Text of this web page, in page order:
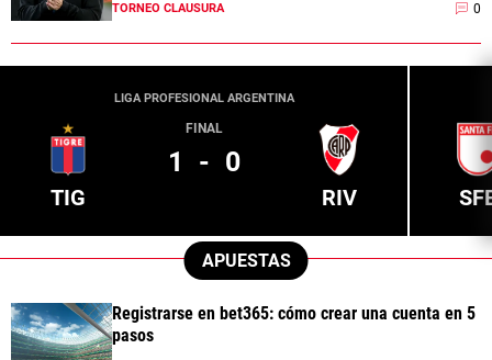
TORNEO CLAUSURA 0
LIGA PROFESIONAL ARGENTINA
TIG
FINAL
1 - 0
RIV
APUESTAS
Registrarse en bet365: cómo crear una cuenta en 5
pasos